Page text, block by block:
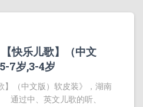
快乐儿歌】（中文
7岁,3-4岁
】（中文版）软皮装》，湖南
通过中、英文儿歌的听、